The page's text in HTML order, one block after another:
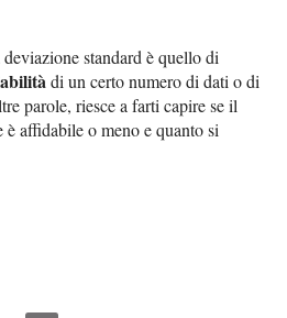
standard è quello di
di un certo numero di dati o di
parole, riesce a farti capire se il
affidabile o meno e quanto si